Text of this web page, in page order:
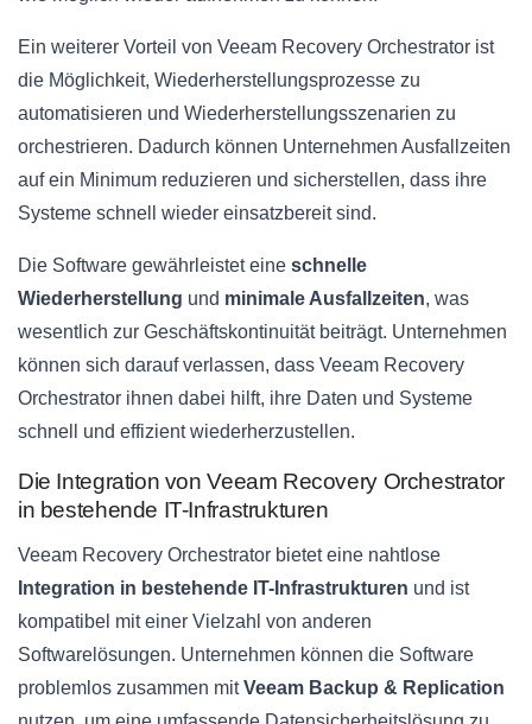
Ein weiterer Vorteil von Veeam Recovery Orchestrator ist
die Möglichkeit, Wiederherstellungsprozesse zu
automatisieren und Wiederherstellungsszenarien zu
orchestrieren. Dadurch können Unternehmen Ausfallzeiten
auf ein Minimum reduzieren und sicherstellen, dass ihre
Systeme schnell wieder einsatzbereit sind.
Die Software gewährleistet eine schnelle
Wiederherstellung und minimale Ausfallzeiten, was
wesentlich zur Geschäftskontinuität beiträgt. Unternehmen
können sich darauf verlassen, dass Veeam Recovery
Orchestrator ihnen dabei hilft, ihre Daten und Systeme
schnell und effizient wiederherzustellen.
Die Integration von Veeam Recovery Orchestrator
in bestehende IT-Infrastrukturen
Veeam Recovery Orchestrator bietet eine nahtlose
Integration in bestehende IT-Infrastrukturen und ist
kompatibel mit einer Vielzahl von anderen
Softwarelösungen. Unternehmen können die Software
problemlos zusammen mitVeeam Backup & Replication